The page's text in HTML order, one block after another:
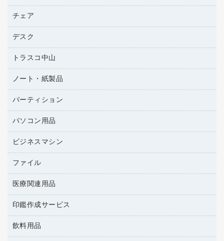
作業用雑貨
作業用手袋
倉庫収納用品
防災用品
養生用品
ゴム印作成サービス
カウネットスタンプ作成サービス
チェア
オフィスチェア
ミーティングチェア
応接イス・ベンチ
デスク
カウンター
デスク
ミーティングテーブル
トラスコ中山
建築・作業用品
ノート・紙製品
ノート
バインダーノート
ルーズリーフ
各種用紙
額縁
帳簿
典礼用品
伝票
パーティション
パーティション
ホワイトボード・黒板
パソコン用品
ＨＤＤ／ＳＳＤ
ＯＡエプロン
ＯＡクリーナー／エアダスター
ＯＡフィルター
キーボード／テンキー
ビジネスマシン
ＵＳＢメモリ
インクジェットプリンタ／複合機
コピー機
スキャナー
デジタルカメラ
ファイル
２穴リフィル・２穴インデックス
３０穴リフィル・３０穴インデックス
Ｚ式ファイル
カードケース
医療関連用品
医療関連用品
介護用品
感染症対策用品
印鑑作成サービス
印鑑作成サービス
飲料用品